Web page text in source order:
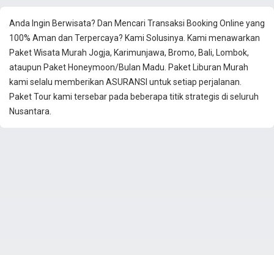
Anda Ingin Berwisata? Dan Mencari Transaksi Booking Online yang
100% Aman dan Terpercaya? Kami Solusinya. Kami menawarkan
Paket Wisata Murah Jogja, Karimunjawa, Bromo, Bali, Lombok,
ataupun Paket Honeymoon/Bulan Madu. Paket Liburan Murah
kami selalu memberikan ASURANSI untuk setiap perjalanan.
Paket Tour kami tersebar pada beberapa titik strategis di seluruh
Nusantara.